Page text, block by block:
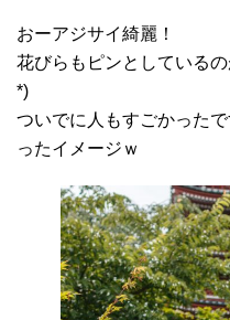
おーアジサイ綺麗！
花びらもピンとしている
*)
ついでに人もすごかった
ったイメージｗ